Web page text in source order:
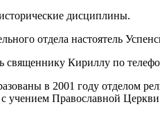
дисциплины.
отдела настоятель
Кириллу по
в 2001 году отделом
учением Православной